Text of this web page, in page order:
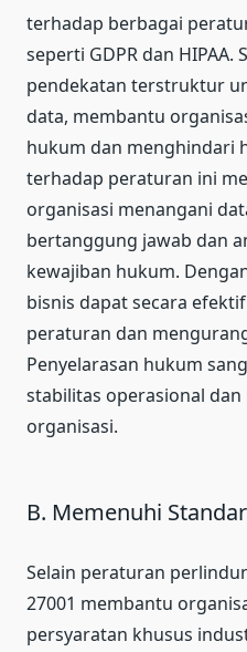
terhadap berbagai
seperti GDPR dan
pendekatan terstruktur
data, membantu
hukum dan menghindari
terhadap peraturan ini
organisasi menangani
bertanggung jawab dan
kewajiban hukum.
bisnis dapat secara
peraturan dan
Penyelarasan hukum
stabilitas operasional
organisasi.
B. Memenuhi
Selain peraturan
27001 membantu
persyaratan khusus